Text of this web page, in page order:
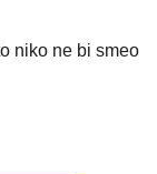
niko ne bi smeo